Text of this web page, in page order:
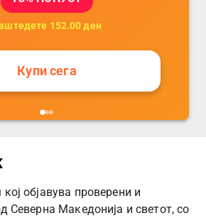
152.00 ден
Купи сега
објавува проверени и
Северна Македонија и светот, со